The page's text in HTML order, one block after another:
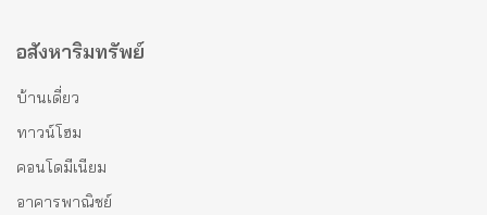
อสังหาริมทรัพย์
บ้านเดี่ยว
ทาวน์โฮม
คอนโดมีเนียม
อาคารพาณิชย์